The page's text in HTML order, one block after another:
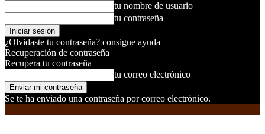
tu nombre de usuario
tu contraseña
¿Olvidaste tu contraseña? consigue ayuda
Recuperación de contraseña
Recupera tu contraseña
tu correo electrónico
Se te ha enviado una contraseña por correo electrónico.